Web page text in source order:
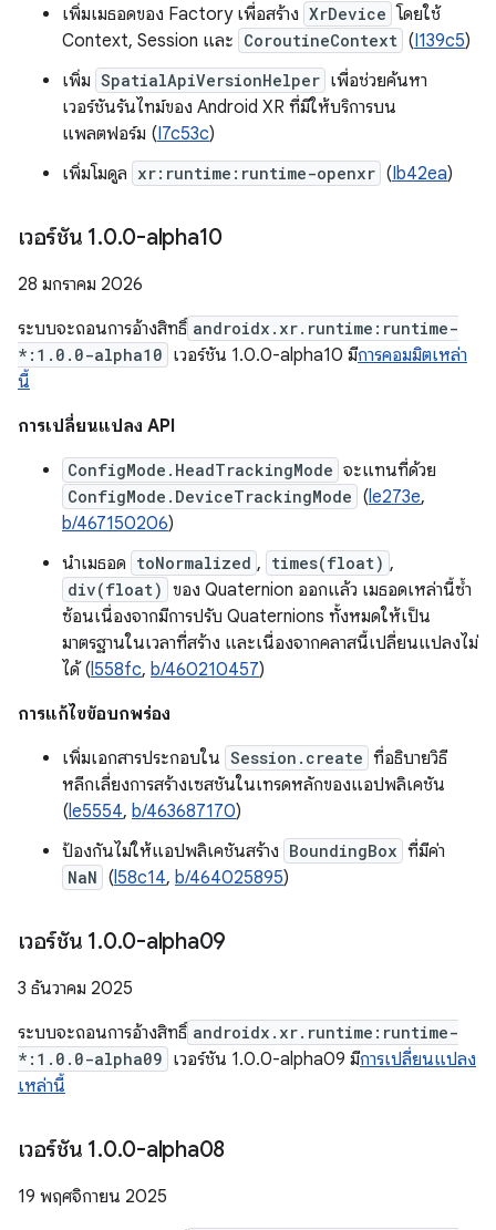
เพิ่มเมธอดของ Factory เพื่อสร้าง XrDevice โดยใช้
Context, Session และ CoroutineContext (I139c5)
เพิ่ม SpatialApiVersionHelper เพื่อช่วยค้นหา
เวอร์ชันรันไทม์ของ Android XR ที่มีให้บริการบน
แพลตฟอร์ม (I7c53c)
เพิ่มโมดูล xr:runtime:runtime-openxr (Ib42ea)
เวอร์ชัน 1.0.0-alpha10
28 มกราคม 2026
ระบบจะถอนการอ้างสิทธิ์ androidx.xr.runtime:runtime-
*:1.0.0-alpha10 เวอร์ชัน 1.0.0-alpha10 มีการคอมมิตเหล่า
นี้
การเปลี่ยนแปลง API
ConfigMode.HeadTrackingMode จะแทนที่ด้วย
ConfigMode.DeviceTrackingMode (le273e,
b/467150206)
นำเมธอด toNormalized , times(float) ,
div(float) ของ Quaternion ออกแล้ว เมธอดเหล่านี้ซ้ำ
ซ้อนเนื่องจากมีการปรับ Quaternions ทั้งหมดให้เป็น
มาตรฐานในเวลาที่สร้าง และเนื่องจากคลาสนี้เปลี่ยนแปลงไม่
ได้ (l558fc, b/460210457)
การแก้ไขข้อบกพร่อง
เพิ่มเอกสารประกอบใน Session.create ที่อธิบายวิธี
หลีกเลี่ยงการสร้างเซสชันในเทรดหลักของแอปพลิเคชัน
(le5554, b/463687170)
ป้องกันไม่ให้แอปพลิเคชันสร้าง BoundingBox ที่มีค่า
NaN (l58c14, b/464025895)
เวอร์ชัน 1.0.0-alpha09
3 ธันวาคม 2025
ระบบจะถอนการอ้างสิทธิ์ androidx.xr.runtime:runtime-
*:1.0.0-alpha09 เวอร์ชัน 1.0.0-alpha09 มีการเปลี่ยนแปลง
เหล่านี้
เวอร์ชัน 1.0.0-alpha08
19 พฤศจิกายน 2025